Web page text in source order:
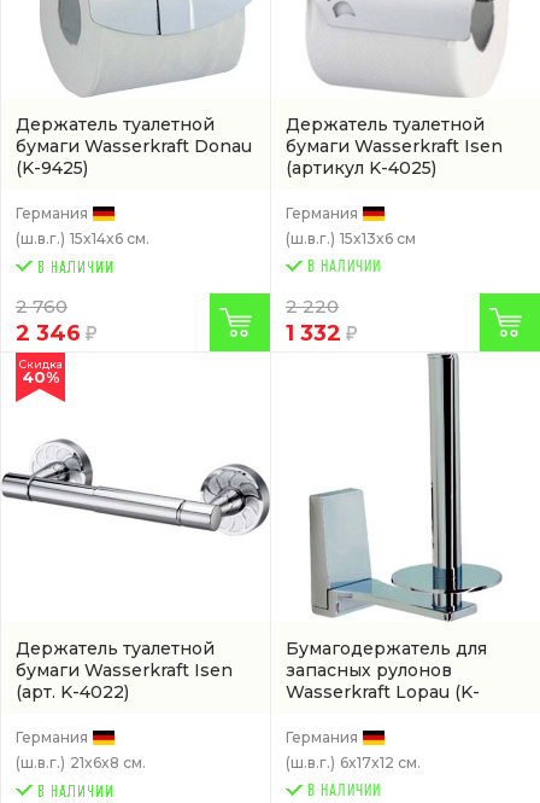
Держатель туалетной
бумаги Wasserkraft Donau
(K-9425)
Германия
(ш.в.г.) 15x14x6 см.
2 760
2 346
Держатель туалетной
бумаги Wasserkraft Isen
(артикул K-4025)
Германия
(ш.в.г.) 15x13x6 см
В НАЛИЧИИ
2 220
1 332
Держатель туалетной
бумаги Wasserkraft Isen
(арт. K-4022)
Скидка
40%
Германия
(ш.в.г.) 21x6x8 см.
Бумагодержатель для
запасных рулонов
Wasserkraft Lopau (K-
Германия
(ш.в.г.) 6x17x12 см.
В НАЛИЧИИ